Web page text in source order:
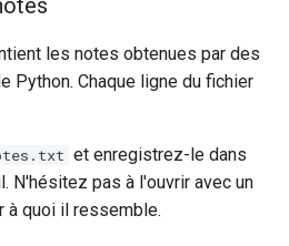
les notes obtenues par des
Python. Chaque ligne du fichier
et enregistrez-le dans
N'hésitez pas à l'ouvrir avec un
à quoi il ressemble.